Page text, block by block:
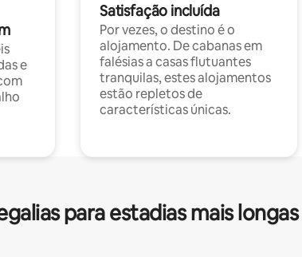
e
Satisfação incluída
Por vezes, o destino é o
alojamento. De cabanas em
falésias a casas flutuantes
tranquilas, estes alojamentos
estão repletos de
características únicas.
para estadias mais longas